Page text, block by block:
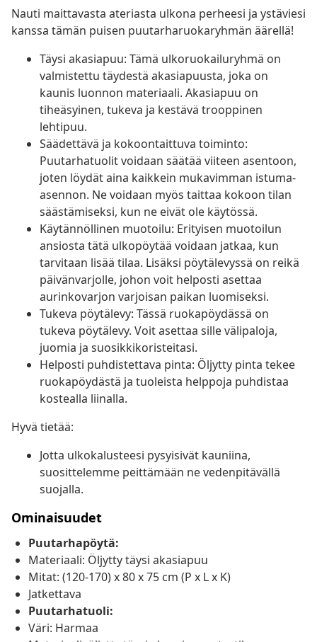
Nauti maittavasta ateriasta ulkona perheesi ja ystäviesi
kanssa tämän puisen puutarharuokaryhmän äärellä!
Täysi akasiapuu: Tämä ulkoruokailuryhmä on
valmistettu täydestä akasiapuusta, joka on
kaunis luonnon materiaali. Akasiapuu on
tiheäsyinen, tukeva ja kestävä trooppinen
lehtipuu.
Säädettävä ja kokoontaittuva toiminto:
Puutarhatuolit voidaan säätää viiteen asentoon,
joten löydät aina kaikkein mukavimman istuma-
asennon. Ne voidaan myös taittaa kokoon tilan
säästämiseksi, kun ne eivät ole käytössä.
Käytännöllinen muotoilu: Erityisen muotoilun
ansiosta tätä ulkopöytää voidaan jatkaa, kun
tarvitaan lisää tilaa. Lisäksi pöytälevyssä on reikä
päivänvarjolle, johon voit helposti asettaa
aurinkovarjon varjoisan paikan luomiseksi.
Tukeva pöytälevy: Tässä ruokapöydässä on
tukeva pöytälevy. Voit asettaa sille välipaloja,
juomia ja suosikkikoristeitasi.
Helposti puhdistettava pinta: Öljytty pinta tekee
ruokapöydästä ja tuoleista helppoja puhdistaa
kostealla liinalla.
Hyvä tietää:
Jotta ulkokalusteesi pysyisivät kauniina,
suosittelemme peittämään ne vedenpitävällä
suojalla.
Ominaisuudet
Puutarhapöytä:
Materiaali: Öljytty täysi akasiapuu
Mitat: (120-170) x 80 x 75 cm (P x L x K)
Jatkettava
Puutarhatuoli:
Väri: Harmaa